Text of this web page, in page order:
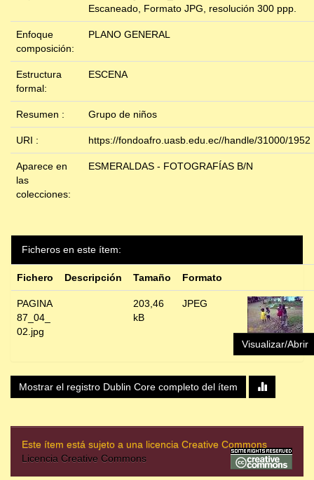
Escaneado, Formato JPG, resolución 300 ppp.
Enfoque
composición:
PLANO GENERAL
Estructura
formal:
ESCENA
Resumen : Grupo de niños
URI : https://fondoafro.uasb.edu.ec//handle/31000/1952
Aparece en
las
colecciones:
ESMERALDAS - FOTOGRAFÍAS B/N
Ficheros en este ítem:
Fichero Descripción Tamaño Formato
PAGINA
87_04_
02.jpg
203,46
kB
JPEG
Visualizar/Abrir
Mostrar el registro Dublin Core completo del ítem
Este ítem está sujeto a una licencia Creative Commons
Licencia Creative Commons